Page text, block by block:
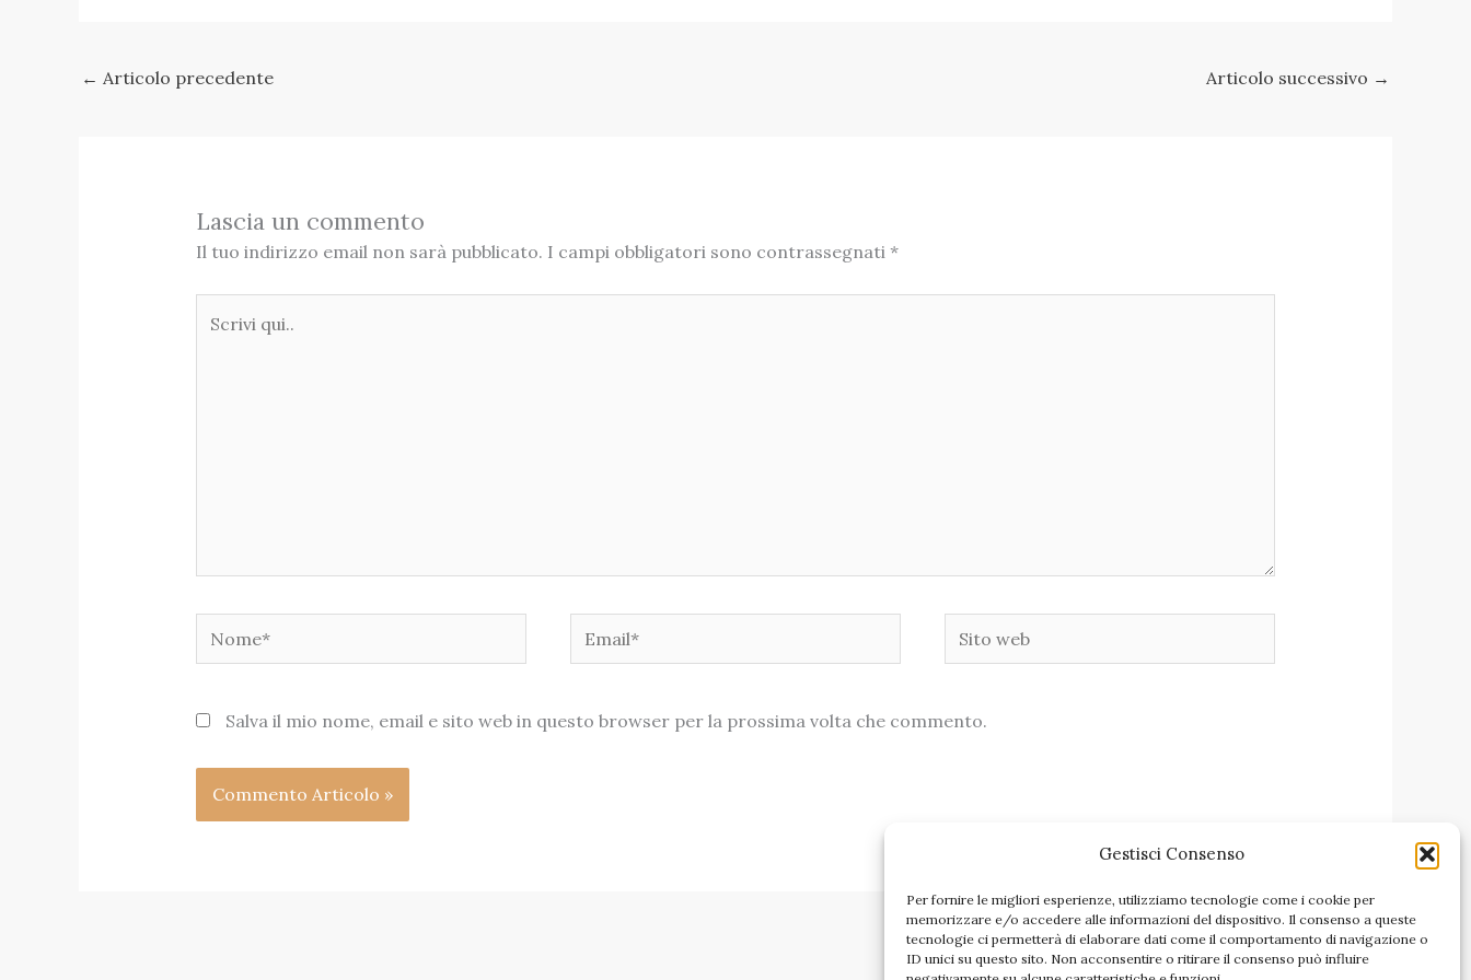
Gestisci Consenso
Per fornire le migliori esperienze, utilizziamo tecnologie come i cookie per
memorizzare e/o accedere alle informazioni del dispositivo. Il consenso a queste
tecnologie ci permetterà di elaborare dati come il comportamento di navigazione o
ID unici su questo sito. Non acconsentire o ritirare il consenso può influire
← Articolo precedente Articolo successivo →
Lascia un commento
Il tuo indirizzo email non sarà pubblicato. I campi obbligatori sono contrassegnati *
Nome* Email*
Sito
web
Salva il mio nome, email e sito web in questo browser per la prossima volta che commento.